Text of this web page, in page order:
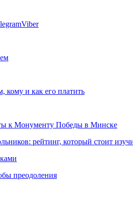
Viber
кому и как его платить
к Монументу Победы в Минске
рейтинг, который стоит
преодоления